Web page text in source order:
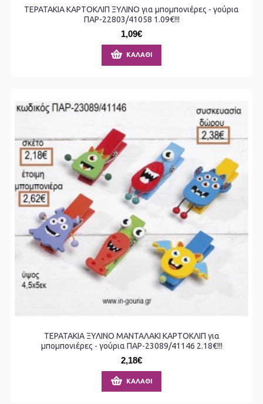
ΤΕΡΑΤΑΚΙΑ ΚΑΡΤΟΚΛΙΠ ΞΥΛΙΝΟ για μπομπονιέρες - γούρια
ΠΑΡ-22803/41058 1.09€!!!
1,09€
ΚΑΛΆΘΙ
ΤΕΡΑΤΑΚΙΑ ΞΥΛΙΝΟ ΜΑΝΤΑΛΑΚΙ ΚΑΡΤΟΚΛΙΠ για
μπομπονιέρες - γούρια ΠΑΡ-23089/41146 2.18€!!!
2,18€
ΚΑΛΆΘΙ